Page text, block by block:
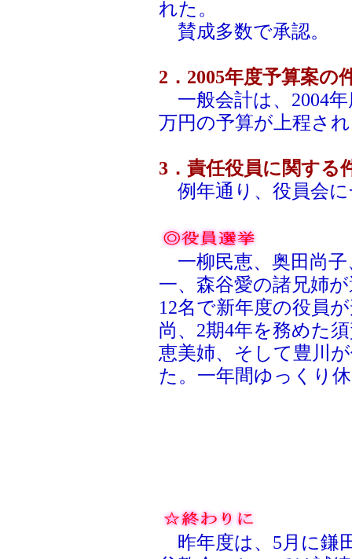
れた。
賛成多数で承認。
2．2005年度予算案の
一般会計は、2004年
万円の予算が上程さ
3．責任役員に関する
例年通り、役員会に
一柳民恵、奥田尚子
一、森谷愛の諸兄姉
12名で新年度の役員
尚、2期4年を務めた
恵美姉、そして豊川
た。一年間ゆっくり
昨年度は、5月に鎌